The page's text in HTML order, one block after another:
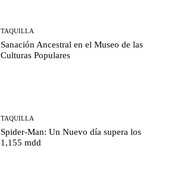
TAQUILLA
Sanación Ancestral en el Museo de las
Culturas Populares
TAQUILLA
Spider-Man: Un Nuevo día supera los
1,155 mdd